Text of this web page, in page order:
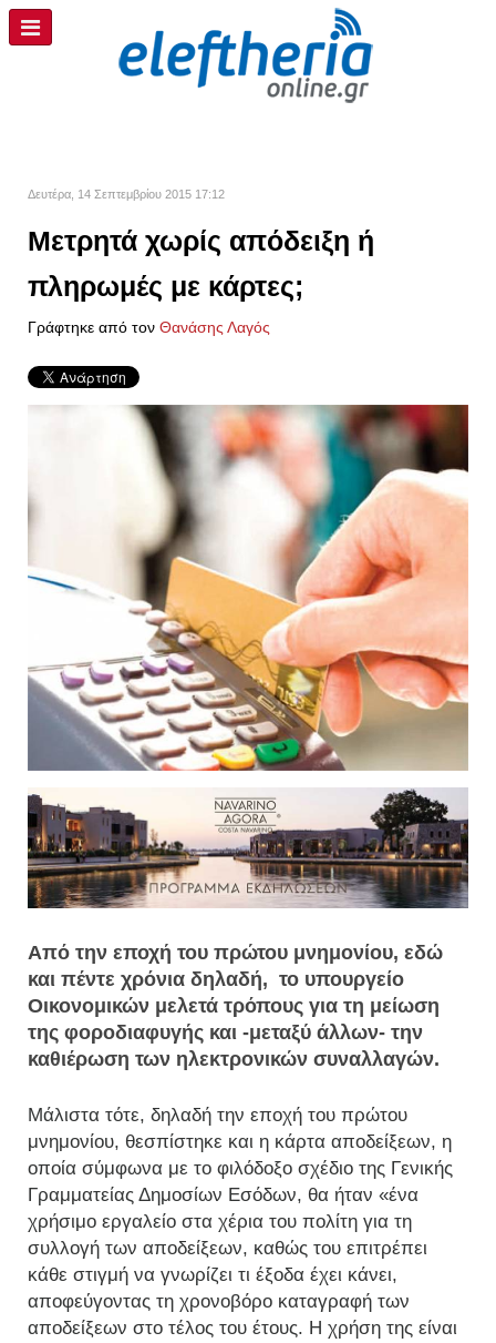
Δευτέρα, 14 Σεπτεμβρίου 2015 17:12
Μετρητά χωρίς απόδειξη ή
πληρωμές με κάρτες;
Γράφτηκε από τον Θανάσης Λαγός
Από την εποχή του πρώτου μνημονίου, εδώ
και πέντε χρόνια δηλαδή, το υπουργείο
Οικονομικών μελετά τρόπους για τη μείωση
της φοροδιαφυγής και -μεταξύ άλλων- την
καθιέρωση των ηλεκτρονικών συναλλαγών.
Μάλιστα τότε, δηλαδή την εποχή του πρώτου
μνημονίου, θεσπίστηκε και η κάρτα αποδείξεων, η
οποία σύμφωνα με το φιλόδοξο σχέδιο της Γενικής
Γραμματείας Δημοσίων Εσόδων, θα ήταν «ένα
χρήσιμο εργαλείο στα χέρια του πολίτη για τη
συλλογή των αποδείξεων, καθώς του επιτρέπει
κάθε στιγμή να γνωρίζει τι έξοδα έχει κάνει,
αποφεύγοντας τη χρονοβόρο καταγραφή των
αποδείξεων στο τέλος του έτους. Η χρήση της είναι